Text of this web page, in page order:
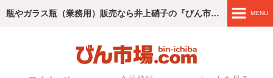
瓶やガラス瓶（業務用）販売なら井上硝子の『びん市場.com』 MENU